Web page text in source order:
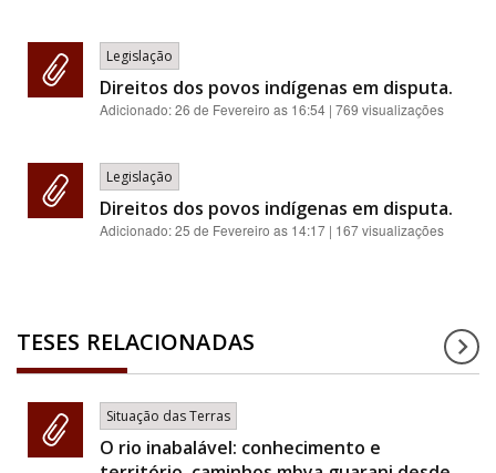
Legislação
Direitos dos povos indígenas em disputa.
Adicionado:26 de Fevereiro as 16:54 | 769 visualizações
Legislação
Direitos dos povos indígenas em disputa.
Adicionado:25 de Fevereiro as 14:17 | 167 visualizações
TESES RELACIONADAS
Situação das Terras
O rio inabalável: conhecimento e